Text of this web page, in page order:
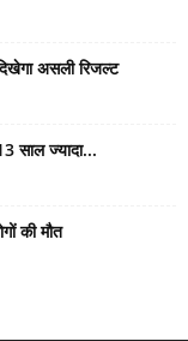
असली रिजल्ट
साल ज्यादा...
की मौत